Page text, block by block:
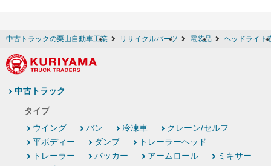
中古トラックの栗山自動車工業 リサイクルパーツ 電装品 ヘッドライト
中古トラック
タイプ
ウイング
バン 冷凍車
クレーン/セルフ
平ボディー
ダンプ
トレーラーヘッド
トレーラー
パッカー アームロール
ミキサー